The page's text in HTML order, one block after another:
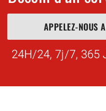
APPELEZ-NOUS
24H/24, 7j/7, 365